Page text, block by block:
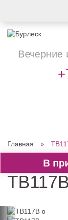
Вечерние
Главная